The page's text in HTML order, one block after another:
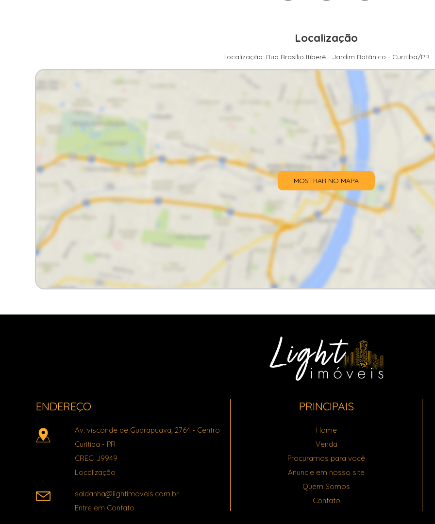
Localização
Localização: Rua Brasílio Itiberê - Jardim Botânico - Curitiba/PR
MOSTRAR NO MAPA
ENDEREÇO
Av. visconde de Guarapuava, 2764 - Centro
Curitiba - PR
CRECI J9949
Localização
saldanha@lightimoveis.com.br
Entre em Contato
PRINCIPAIS
Home
Venda
Procuramos para você
Anuncie em nosso site
Quem Somos
Contato